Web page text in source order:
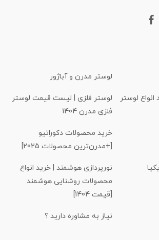
لوستر مدرن و آباژور
لوستر
لوستر فلزی | لیست قیمت لوستر
فلزی مدرن 1404
خرید محصولات دکوراتیو
[+مدرن‌ترین محصولات 2025]
نورپردازی هوشمند | خرید انواع
محصولات روشنایی هوشمند
[قیمت 1404]
نیاز به مشاوره دارید ؟